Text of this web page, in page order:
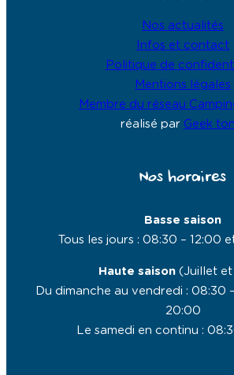
Nos actualités
Infos et contact
Politique de
Mentions légales
Membre du réseau
réalisé par Geek
Nos horaires
Basse saison
Tous les jours : 08:30 – 12:00
Haute saison (Juillet
Du dimanche au vendredi : 08:30
20:00
Le samedi en continu :